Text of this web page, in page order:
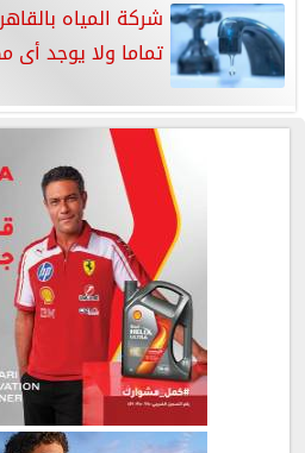
شركة المياه
تماما ولا يوجد أى